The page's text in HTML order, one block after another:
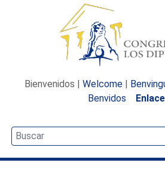
Bienvenidos | Welcome |
Benvidos